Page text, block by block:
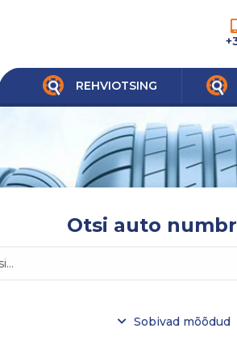
REHVIOTSING
Otsi auto
Sobivad mõõdud